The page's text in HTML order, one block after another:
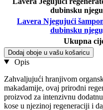
dubinsku
Lavera Njegujući
dubinsku
Ukupna
Dodaj oboje u vašu košaricu
Opis
Zahvaljujući hranjivom
makadamije, ovaj prirodni
proizvod za intenzivnu
kose u njezinoj regeneraciji i